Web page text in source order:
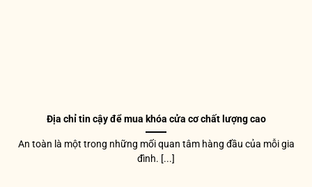
Địa chỉ tin cậy để mua khóa cửa cơ chất lượng cao
An toàn là một trong những mối quan tâm hàng đầu của mỗi gia
đình. [...]